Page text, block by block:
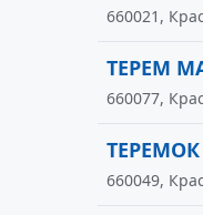
660021,
ТЕРЕМ
660077,
ТЕРЕМОК
660049,